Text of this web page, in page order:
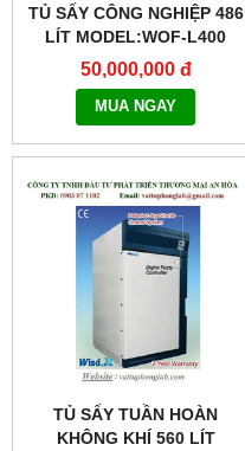
TỦ SẤY CÔNG NGHIỆP 486
LÍT MODEL:WOF-L400
50,000,000 đ
MUA NGAY
TỦ SẤY TUẦN HOÀN
KHÔNG KHÍ 560 LÍT